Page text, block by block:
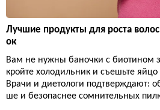
Лучшие продукты для роста
ок
Вам не нужны баночки с биотином
кройте холодильник и съешьте
Врачи и диетологи подтверждают:
ше и безопаснее сомнительных